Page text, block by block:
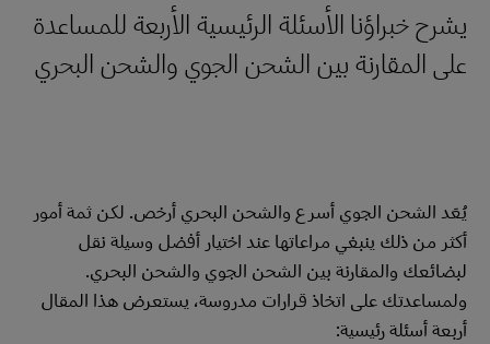
يشرح خبراؤنا الأسئلة الرئيسية الأربعة للمساعدة
على المقارنة بين الشحن الجوي والشحن البحري
يُعَد الشحن الجوي أسرع والشحن البحري أرخص. لكن ثمة أمور
أكثر من ذلك ينبغي مراعاتها عند اختيار أفضل وسيلة نقل
لبضائعك والمقارنة بين الشحن الجوي والشحن البحري.
ولمساعدتك على اتخاذ قرارات مدروسة، يستعرض هذا المقال
أربعة أسئلة رئيسية: